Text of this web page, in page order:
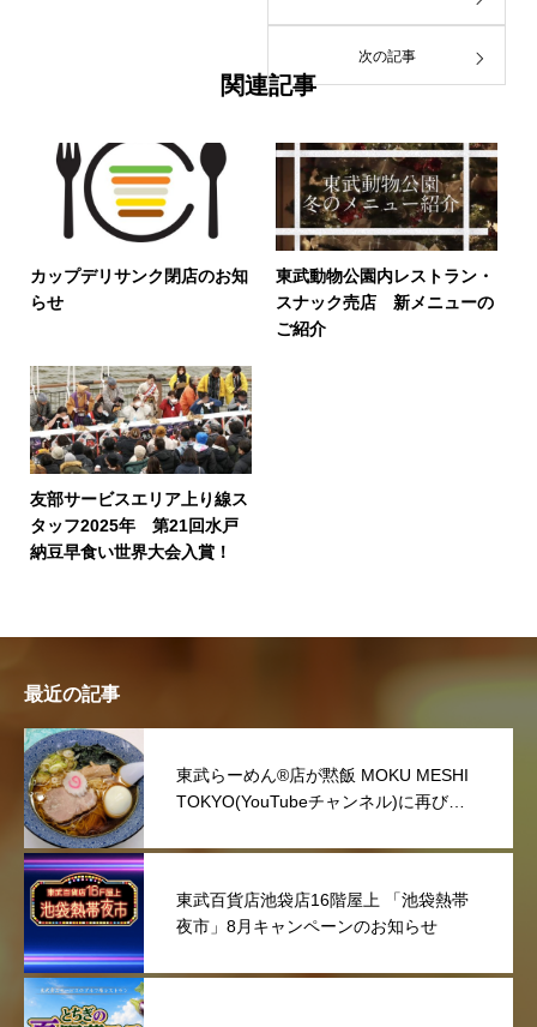
次の記事
関連記事
カップデリサンク閉店のお知
らせ
東武動物公園内レストラン・
スナック売店 新メニューの
ご紹介
友部サービスエリア上り線ス
タッフ2025年 第21回水戸
納豆早食い世界大会入賞！
最近の記事
東武らーめん®店が黙飯 MOKU MESHI
TOKYO(YouTubeチャンネル)に再び取
東武百貨店池袋店16階屋上 「池袋熱帯
夜市」8月キャンペーンのお知らせ